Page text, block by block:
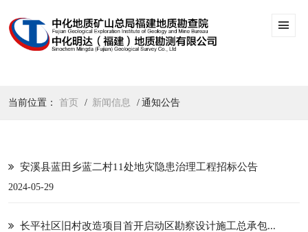
当前位置： 首页 新闻信息 通知公告
安溪县蓝田乡蓝二村11处地灾隐患治理工程招标公告
2024-05-29
长平社区旧村改造项目首开启动区勘察设计施工总承包...